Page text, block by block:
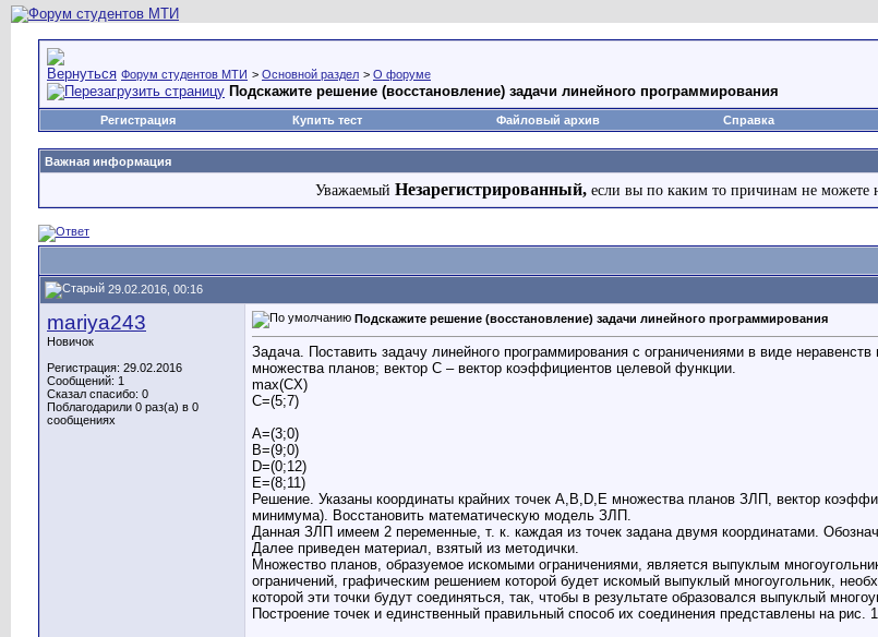
Форум студентов МТИ > Основной раздел > О форуме
Подскажите решение (восстановление) задачи линейного программирования
Регистрация Купить тест Файловый архив Справка
Важная информация
Уважаемый Незарегистрированный, если вы по каким то причинам не можете
29.02.2016, 00:16
mariya243
Новичок
Регистрация: 29.02.2016
Сообщений: 1
Сказал спасибо: 0
Поблагодарили 0 раз(а) в 0
сообщениях
Подскажите решение (восстановление) задачи линейного программирования
Задача. Поставить задачу линейного программирования с ограничениями в виде
множества планов; вектор С – вектор коэффициентов целевой функции.
max(CX)
C=(5;7)
A=(3;0)
B=(9;0)
D=(0;12)
E=(8;11)
Решение. Указаны координаты крайних точек A,B,D,E множества планов ЗЛП, вектор
минимума). Восстановить математическую модель ЗЛП.
Данная ЗЛП имеем 2 переменные, т. к. каждая из точек задана двумя координатами.
Далее приведен материал, взятый из методички.
Множество планов, образуемое искомыми ограничениями, является выпуклым
ограничений, графическим решением которой будет искомый выпуклый многоугольник,
которой эти точки будут соединяться, так, чтобы в результате образовался выпуклый
Построение точек и единственный правильный способ их соединения представлены на рис.